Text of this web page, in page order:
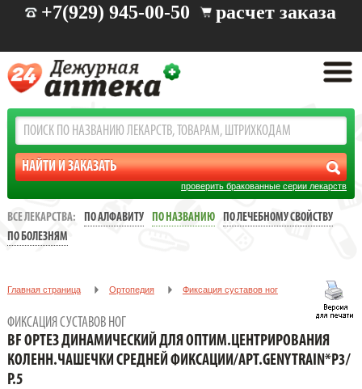
+7(929) 945-00-50 расчет заказа
проверить бракованные серии лекарств
ВСЕ ЛЕКАРСТВА: ПО АЛФАВИТУ ПО НАЗВАНИЮ
ПО ЛЕЧЕБНОМУ СВОЙСТВУ
ПО БОЛЕЗНЯМ
Главная страница Ортопедия Фиксация суставов ног
КОЛЕНН.ЧАШЕЧКИ СРЕДНЕЙ ФИКСАЦИИ/АРТ.GENYTRAIN*P3/Р.5
ФИКСАЦИЯ СУСТАВОВ НОГ
BF ОРТЕЗ ДИНАМИЧЕСКИЙ ДЛЯ ОПТИМ.ЦЕНТРИРОВАНИЯ
КОЛЕНН.ЧАШЕЧКИ СРЕДНЕЙ ФИКСАЦИИ/АРТ.GENYTRAIN*P3/
Р.5